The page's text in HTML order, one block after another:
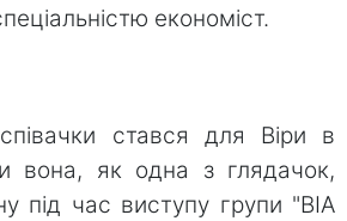
економіст.
стався для Віри в
вона, як одна з глядачок,
під час виступу групи "ВІА